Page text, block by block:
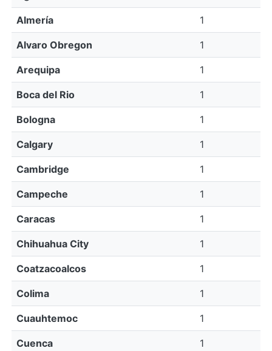
Almería 1
Alvaro Obregon 1
Arequipa 1
Boca del Rio 1
Bologna 1
Calgary 1
Cambridge 1
Campeche 1
Caracas 1
Chihuahua City 1
Coatzacoalcos 1
Colima 1
Cuauhtemoc 1
Cuenca 1